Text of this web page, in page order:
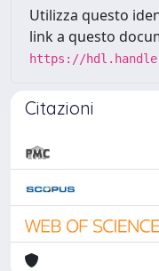
Utilizza questo
link a questo
https://
Citazioni